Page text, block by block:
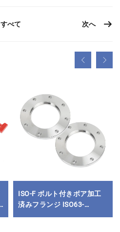
すべて 次へ
ISO-F ボルト付きボア加工
済みフランジ ISO63-